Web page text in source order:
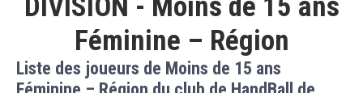
DIVISION - Moins de 15 ans
Féminine – Région
Liste des joueurs de Moins de 15 ans